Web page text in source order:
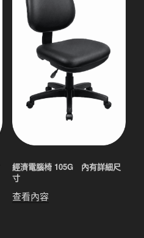
經濟電腦椅 105G 內有詳細尺
寸
查看內容